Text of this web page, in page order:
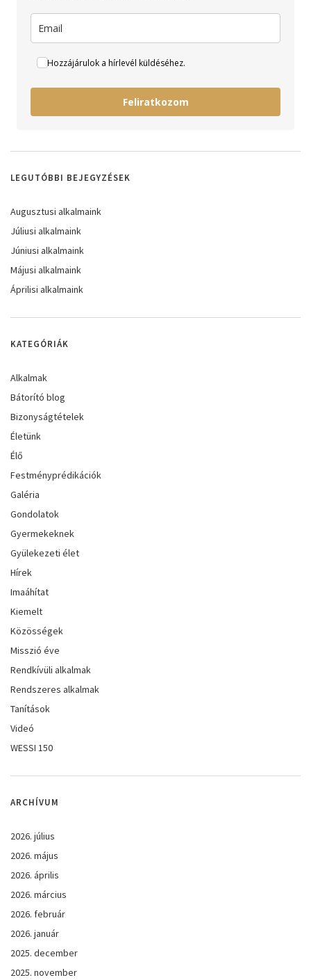
Hozzájárulok a hírlevél küldéséhez.
Feliratkozom
LEGUTÓBBI BEJEGYZÉSEK
Augusztusi alkalmaink
Júliusi alkalmaink
Júniusi alkalmaink
Májusi alkalmaink
Áprilisi alkalmaink
KATEGÓRIÁK
Alkalmak
Bátorító blog
Bizonyságtételek
Életünk
Élő
Festményprédikációk
Galéria
Gondolatok
Gyermekeknek
Gyülekezeti élet
Hírek
Imaáhítat
Kiemelt
Közösségek
Misszió éve
Rendkívüli alkalmak
Rendszeres alkalmak
Tanítások
Videó
WESSI 150
ARCHÍVUM
2026. július
2026. május
2026. április
2026. március
2026. február
2026. január
2025. december
2025. november